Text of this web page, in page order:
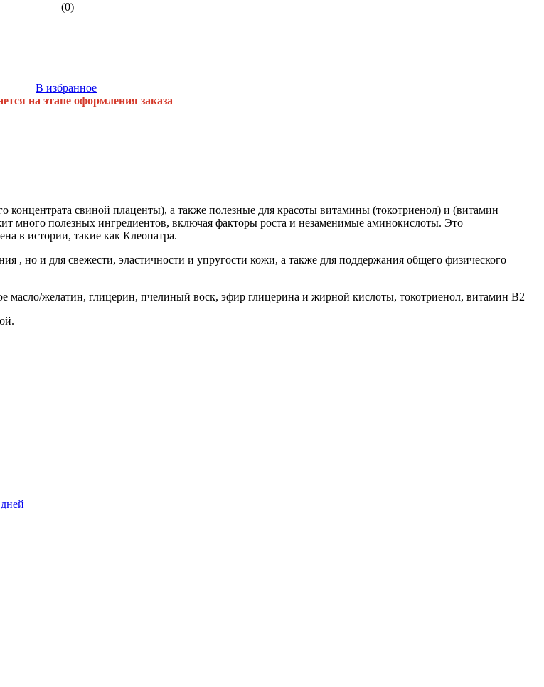
(0)
В избранное
на этапе оформления заказа
свиной плаценты), а также полезные для красоты витамины (токотриенол) и (витамин
много полезных ингредиентов, включая факторы роста и незаменимые аминокислоты. Это
в истории, такие как Клеопатра.
, но и для свежести, эластичности и упругости кожи, а также для поддержания общего физического
масло/желатин, глицерин, пчелиный воск, эфир глицерина и жирной кислоты, токотриенол, витамин B2